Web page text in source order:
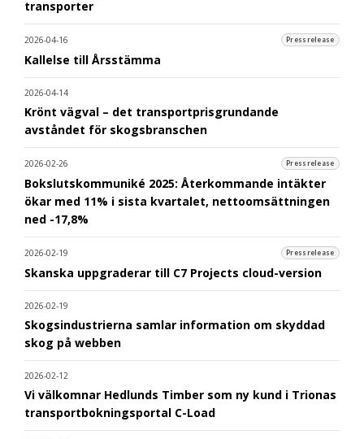
transporter
2026-04-16 Pressrelease
Kallelse till Årsstämma
2026-04-14
Krönt vägval – det transportprisgrundande
avståndet för skogsbranschen
2026-02-26 Pressrelease
Bokslutskommuniké 2025: Återkommande intäkter
ökar med 11% i sista kvartalet, nettoomsättningen
ned -17,8%
2026-02-19 Pressrelease
Skanska uppgraderar till C7 Projects cloud-version
2026-02-19
Skogsindustrierna samlar information om skyddad
skog på webben
2026-02-12
Vi välkomnar Hedlunds Timber som ny kund i Trionas
transportbokningsportal C-Load